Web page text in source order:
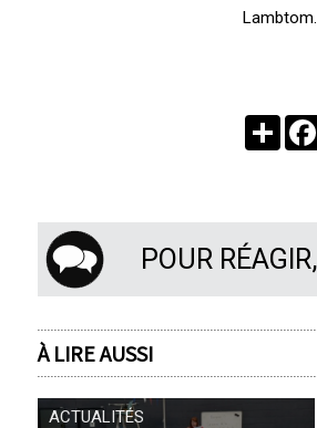
POUR
À LIRE AUSSI
ACTUALITÉS